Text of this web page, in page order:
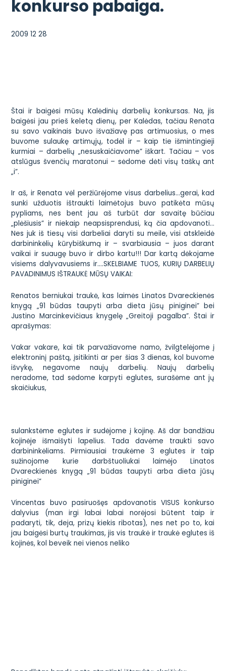
konkurso pabaiga.
2009 12 28
Štai ir baigėsi mūsų Kalėdinių darbelių konkursas. Na, jis
baigėsi jau prieš keletą dienų, per Kalėdas, tačiau Renata
su savo vaikinais buvo išvažiavę pas artimuosius, o mes
buvome sulaukę artimųjų, todėl ir – kaip tie išmintingieji
kurmiai – darbelių „nesuskaičiavome” iškart. Tačiau – vos
atslūgus švenčių maratonui – sėdome dėti visų taškų ant
„i”.
Ir aš, ir Renata vėl peržiūrėjome visus darbelius…gerai, kad
sunki užduotis ištraukti laimėtojus buvo patikėta mūsų
pypliams, nes bent jau aš turbūt dar savaitę būčiau
„plėšiusis” ir niekaip neapsisprendusi, ką čia apdovanoti…
Nes juk iš tiesų visi darbeliai daryti su meile, visi atskleidė
darbininkėlių kūrybiškumą ir – svarbiausia – juos darant
vaikai ir suaugę buvo ir dirbo kartu!!! Dar kartą dėkojame
visiems dalyvavusiems ir….SKELBIAME TUOS, KURIŲ DARBELIŲ
PAVADINIMUS IŠTRAUKĖ MŪSŲ VAIKAI:
Renatos berniukai traukė, kas laimės Linatos Dvareckienės
knygą „91 būdas taupyti arba dieta jūsų piniginei” bei
Justino Marcinkevičiaus knygelę „Greitoji pagalba”. Štai ir
aprašymas:
Vakar vakare, kai tik parvažiavome namo, žvilgtelėjome į
elektroninį paštą, įsitikinti ar per šias 3 dienas, kol buvome
išvykę, negavome naujų darbelių. Naujų darbelių
neradome, tad sėdome karpyti eglutes, surašėme ant jų
skaičiukus,
sulankstėme eglutes ir sudėjome į kojinę. Aš dar bandžiau
kojinėje išmaišyti lapelius. Tada davėme traukti savo
darbininkėliams. Pirmiausiai traukėme 3 eglutes ir taip
sužinojome kurie darbštuoliukai laimėjoLinatos
Dvareckienės knygą „91 būdas taupyti arba dieta jūsų
piniginei”
Vincentas buvo pasiruošęs apdovanotis VISUS konkurso
dalyvius (man irgi labai labai norėjosi būtent taip ir
padaryti, tik, deja, prizų kiekis ribotas), nes net po to, kai
jau baigėsi burtų traukimas, jis vis traukė ir traukė eglutes iš
kojinės, kol beveik nei vienos neliko